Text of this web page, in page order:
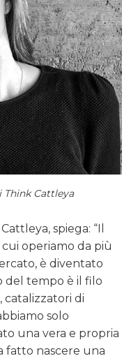
Think Cattleya
spiega: “Il
operiamo da più
è diventato
del tempo è il filo
di
solo
una vera e propria
fatto nascere una